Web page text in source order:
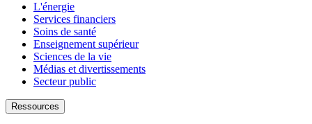
L'énergie
Services financiers
Soins de santé
Enseignement supérieur
Sciences de la vie
Médias et divertissements
Secteur public
Ressources